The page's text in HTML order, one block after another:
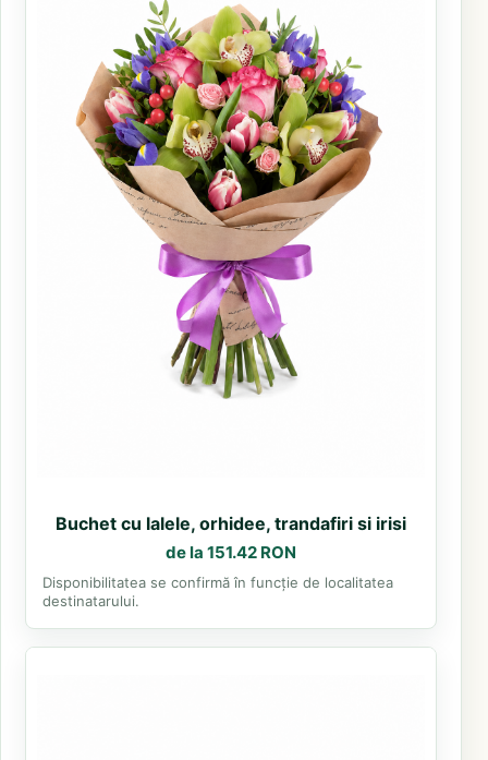
Buchet cu lalele, orhidee, trandafiri si irisi
de la 151.42 RON
Disponibilitatea se confirmă în funcție de localitatea
destinatarului.